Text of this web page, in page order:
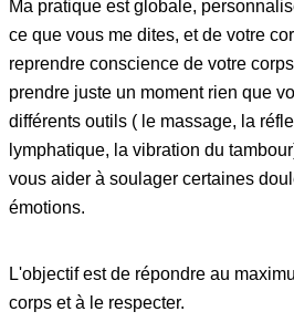
Ma pratique est globale,
ce que vous me dites, et de votre
reprendre conscience de votre
prendre juste un moment rien que
différents outils ( le massage, la
lymphatique, la vibration du
vous aider à soulager certaines
émotions.
L'objectif est de répondre au
corps et à le respecter.